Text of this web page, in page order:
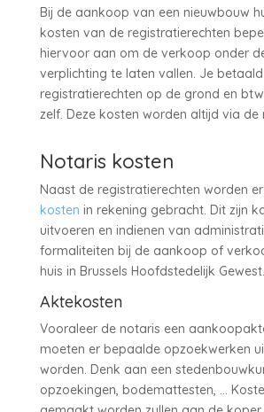
Bij de aankoop van een nieuwbouw
kosten van de registratierechten
hiervoor aan om de verkoop onder
verplichting te laten vallen. Je
registratierechten op de grond en
zelf. Deze kosten worden altijd via
Notaris kosten
Naast de registratierechten worden
kosten in rekening gebracht. Dit zijn
uitvoeren en indienen van
formaliteiten bij de aankoop of
huis in Brussels Hoofdstedelijk Gewest.
Aktekosten
Vooraleer de notaris een
moeten er bepaalde opzoekwerken
worden. Denk aan een
opzoekingen, bodemattesten, …